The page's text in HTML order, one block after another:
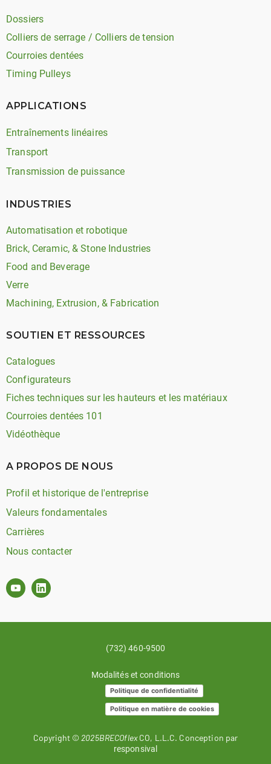
Dossiers
Colliers de serrage / Colliers de tension
Courroies dentées
Timing Pulleys
APPLICATIONS
Entraînements linéaires
Transport
Transmission de puissance
INDUSTRIES
Automatisation et robotique
Brick, Ceramic, & Stone Industries
Food and Beverage
Verre
Machining, Extrusion, & Fabrication
SOUTIEN ET RESSOURCES
Catalogues
Configurateurs
Fiches techniques sur les hauteurs et les matériaux
Courroies dentées 101
Vidéothèque
A PROPOS DE NOUS
Profil et historique de l'entreprise
Valeurs fondamentales
Carrières
Nous contacter
(732) 460-9500
Modalités et conditions
Politique de confidentialité
Politique en matière de cookies
Copyright © 2025BRECOflexCO, L.L.C. Conception par
responsival